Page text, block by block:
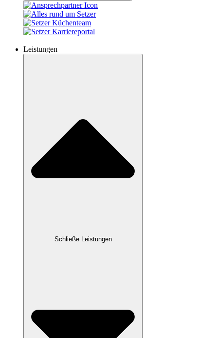
Leistungen
Schließe Leistungen